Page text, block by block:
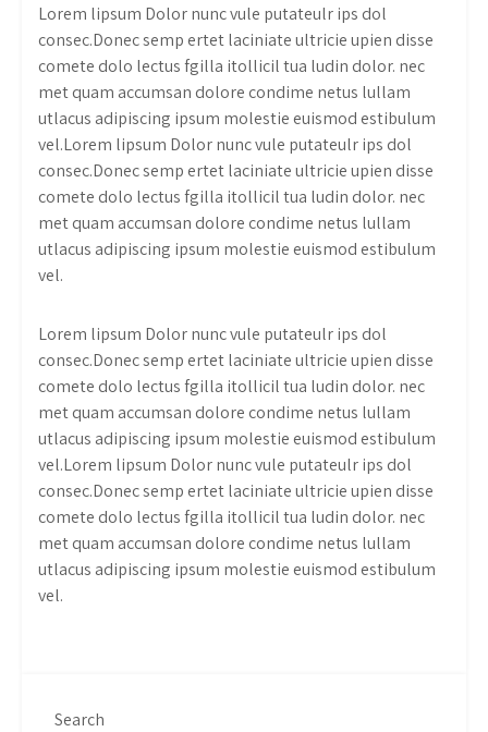
Lorem lipsum Dolor nunc vule putateulr ips dol
consec.Donec semp ertet laciniate ultricie upien disse
comete dolo lectus fgilla itollicil tua ludin dolor. nec
met quam accumsan dolore condime netus lullam
utlacus adipiscing ipsum molestie euismod estibulum
vel.Lorem lipsum Dolor nunc vule putateulr ips dol
consec.Donec semp ertet laciniate ultricie upien disse
comete dolo lectus fgilla itollicil tua ludin dolor. nec
met quam accumsan dolore condime netus lullam
utlacus adipiscing ipsum molestie euismod estibulum
vel.
Lorem lipsum Dolor nunc vule putateulr ips dol
consec.Donec semp ertet laciniate ultricie upien disse
comete dolo lectus fgilla itollicil tua ludin dolor. nec
met quam accumsan dolore condime netus lullam
utlacus adipiscing ipsum molestie euismod estibulum
vel.Lorem lipsum Dolor nunc vule putateulr ips dol
consec.Donec semp ertet laciniate ultricie upien disse
comete dolo lectus fgilla itollicil tua ludin dolor. nec
met quam accumsan dolore condime netus lullam
utlacus adipiscing ipsum molestie euismod estibulum
vel.
Search